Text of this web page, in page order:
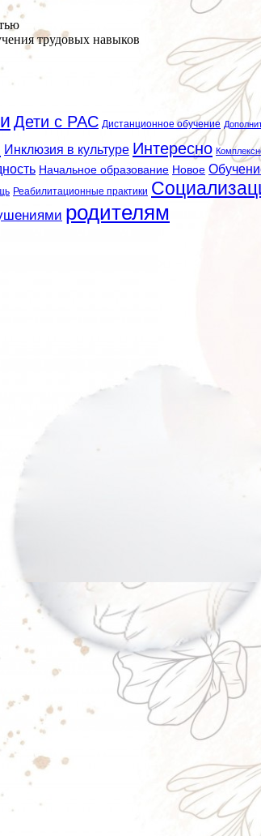
трудовых навыков
Дети с РАС Дистанционное обучение
Инклюзия в культуре Интересно
Начальное образование Новое
Реабилитационные практики
родителям